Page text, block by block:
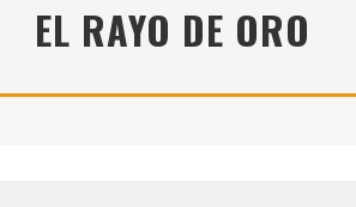
EL RAYO DE ORO